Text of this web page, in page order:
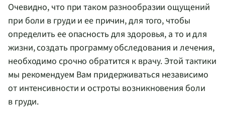
Очевидно, что при таком разнообразии ощущений
при боли в груди и ее причин, для того, чтобы
определить ее опасность для здоровья, а то и для
жизни, создать программу обследования и лечения,
необходимо срочно обратится к врачу. Этой тактики
мы рекомендуем Вам придерживаться независимо
от интенсивности и остроты возникновения боли
в груди.